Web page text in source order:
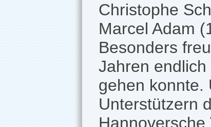
Christophe
Marcel Adam
Besonders
Jahren
gehen konnte.
Unterstützern